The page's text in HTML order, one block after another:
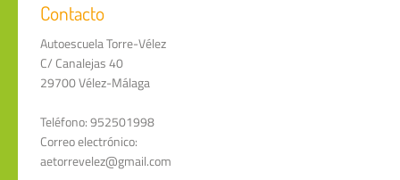
Contacto
Autoescuela Torre-Vélez
C/ Canalejas 40
29700 Vélez-Málaga
Teléfono: 952501998
Correo electrónico:
aetorrevelez@gmail.com